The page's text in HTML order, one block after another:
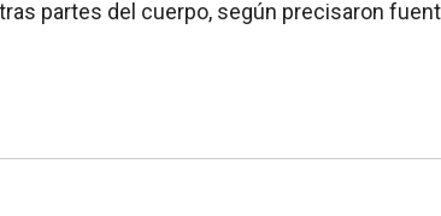
partes del cuerpo, según precisaron